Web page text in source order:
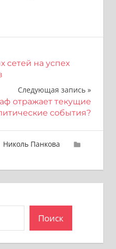
сетей на успех
Следующая запись
отражает текущие
события?
Николь Панкова
Поиск